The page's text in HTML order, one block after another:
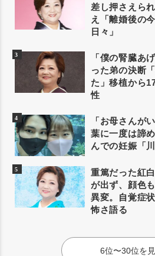
差し押さえら
え「離婚後の
日々」
「僕の腎臓あ
った弟の決断
た」移植から
性
「お母さんが
葉に一度は諦
んでの妊娠「
重篤だった紅
が出ず、顔色
異変。自覚症
怖さ語る
6位〜30位を